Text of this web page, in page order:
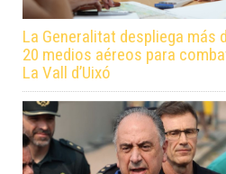
La Generalitat despliega más
20 medios aéreos para
La Vall d’Uixó